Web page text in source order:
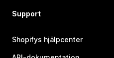
Support
Shopifys hjälpcenter